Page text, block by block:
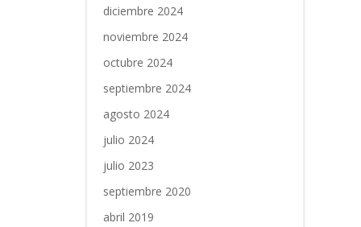
diciembre 2024
noviembre 2024
octubre 2024
septiembre 2024
agosto 2024
julio 2024
julio 2023
septiembre 2020
abril 2019